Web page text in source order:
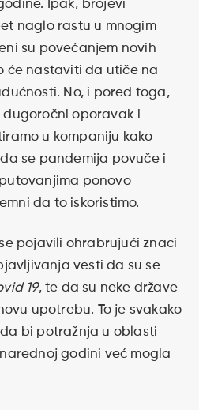
Ipak, brojevi
naglo rastu u mnogim
su povećanjem novih
će nastaviti da utiče na
No, i pored toga,
dugoročni oporavak i
u kompaniju kako
se pandemija povuče i
ponovo
da to iskoristimo.
pojavili ohrabrujući znaci
vesti da su se
19, te da su neke države
upotrebu. To je svakako
bi potražnja u oblasti
godini već mogla